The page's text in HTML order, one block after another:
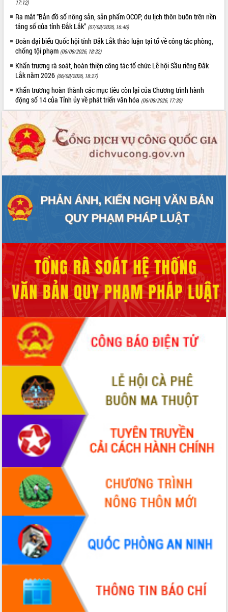
năm 2026
Hội thảo khoa học “Giải pháp thúc đẩy
phát triển nền kinh tế xanh tại tỉnh
Đắk Lắk”
Tăng cường giám sát, đôn đốc thực
hiện nhiệm vụ quản lý tài sản công
hàng tuần
Tháo gỡ những vướng mắc, đẩy mạnh
công tác cải cách thủ tục hành chính
công tỉnh
Đắk Lắk: Tôn vinh 46 giải pháp tại Hội
thi Sáng tạo Kỹ thuật 2024 - 2025
Đắk Lắk rà soát, điều chỉnh Đề án 190
về phát triển nuôi trồng thủy sản
Trương Công Thái kiểm tra thực địa
Dự án cao tốc Khánh Hòa - Buôn Ma
Thuột
sản sống” trong dòng chảy toàn cầu
Xây dựng nông thôn mới: Nâng cao đời
sống người dân từ những mô hình thiết
thực
Quyết liệt tháo gỡ vướng mắc, đẩy
nhanh tiến độ các dự án trọng điểm
trong Khu kinh tế Nam Phú Yên
Hòn Yến phát triển du lịch gắn với bảo
tồn biển
Lấy ý kiến điều chỉnh Quy hoạch tỉnh
Đắk Lắk thời kỳ 2021-2030, tầm nhìn
đến năm 2050
Phát động chiến dịch 30 ngày đêm
giải phóng mặt bằng Tuyến đường bộ
ven biển
Đắk Lắk nỗ lực thúc đẩy tăng trưởng
kinh tế từ 10% trở lên trong Quý
II/2026
Đắk Lắk ký kết thỏa thuận hợp tác về
chuyển đổi số giai đoạn 2026 – 2030
với Tập đoàn Bưu chính Viễn thông
Việt Nam
Thứ trưởng Bộ Y tế làm việc với tỉnh
Đắk Lắk về phát triển nhân lực y tế
cho trạm y tế cấp xã
Du lịch Đắk Lắk nâng tầm trải nghiệm
du khách thông qua Hệ thống cơ sở dữ
liệu và Bản đồ số
Tập huấn ứng dụng trí tuệ nhân tạo (AI)
trong thương mại điện tử năm 2026
Đoàn đại biểu Quốc hội tỉnh Đắk Lắk
trao đổi thông tin trước Kỳ họp thứ
nhất, Quốc hội khóa XVI
Quyết liệt cải cách hành chính, khơi
17:12)
Ra mắt “Bản đồ số nông sản, sản phẩm OCOP, du lịch thôn buôn trên nền
tảng số của tỉnh Đắk Lắk” (07/08/2026, 16:46)
Đoàn đại biểu Quốc hội tỉnh Đắk Lắk thảo luận tại tổ về công tác phòng,
chống tội phạm (06/08/2026, 18:32)
Khẩn trương rà soát, hoàn thiện công tác tổ chức Lễ hội Sầu riêng Đắk
Lắk năm 2026 (06/08/2026, 18:27)
Khẩn trương hoàn thành các mục tiêu còn lại của Chương trình hành
động số 14 của Tỉnh ủy về phát triển văn hóa (06/08/2026, 17:30)